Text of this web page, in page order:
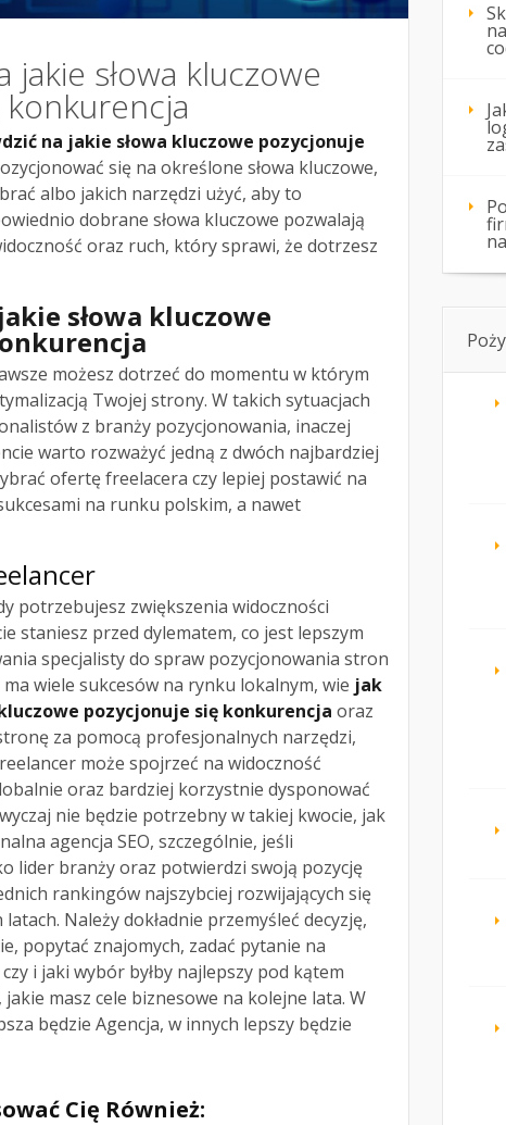
jakie słowa kluczowe
na jakie słowa kluczowe pozycjonuje
się na określone słowa kluczowe,
albo jakich narzędzi użyć, aby to
dobrane słowa kluczowe pozwalają
oraz ruch, który sprawi, że dotrzesz
słowa kluczowe
możesz dotrzeć do momentu w którym
Twojej strony. W takich sytuacjach
z branży pozycjonowania, inaczej
warto rozważyć jedną z dwóch najbardziej
ofertę freelacera czy lepiej postawić na
na runku polskim, a nawet
potrzebujesz zwiększenia widoczności
staniesz przed dylematem, co jest lepszym
specjalisty do spraw pozycjonowania stron
wiele sukcesów na rynku lokalnym, wie jak
pozycjonuje się konkurencja oraz
za pomocą profesjonalnych narzędzi,
może spojrzeć na widoczność
oraz bardziej korzystnie dysponować
nie będzie potrzebny w takiej kwocie, jak
agencja SEO, szczególnie, jeśli
lider branży oraz potwierdzi swoją pozycję
rankingów najszybciej rozwijających się
Należy dokładnie przemyśleć decyzję,
popytać znajomych, zadać pytanie na
i jaki wybór byłby najlepszy pod kątem
masz cele biznesowe na kolejne lata. W
będzie Agencja, w innych lepszy będzie
Cię Również: